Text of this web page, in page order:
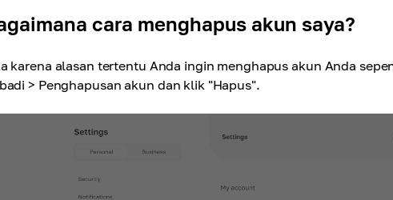
cara menghapus akun saya?
karena alasan tertentu Anda ingin menghapus akun Anda
> Penghapusan akun dan klik "Hapus".